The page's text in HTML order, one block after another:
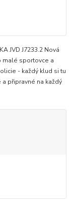
JVD J7233.2 Nová
malé sportovce a
- každý klud si tu
připravné na každý